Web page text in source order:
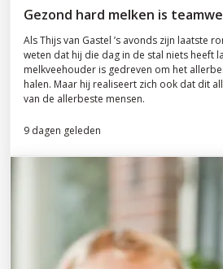
Gezond hard melken is
Als Thijs van Gastel ’s avonds zijn laatste
weten dat hij die dag in de stal niets heeft
melkveehouder is gedreven om het
halen. Maar hij realiseert zich ook dat dit
van de allerbeste mensen.
9 dagen geleden